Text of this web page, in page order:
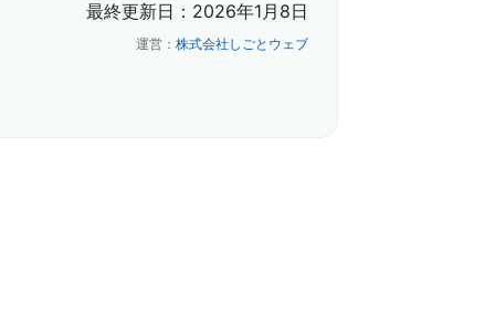
最終更新日：2026年1月8日
運営： 株式会社しごとウェブ